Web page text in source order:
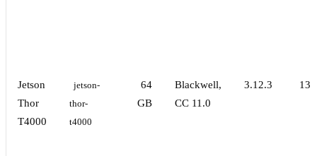
Jetson
Thor
T4000
jetson-
thor-
t4000
64
GB
Blackwell,
CC 11.0
3.12.3